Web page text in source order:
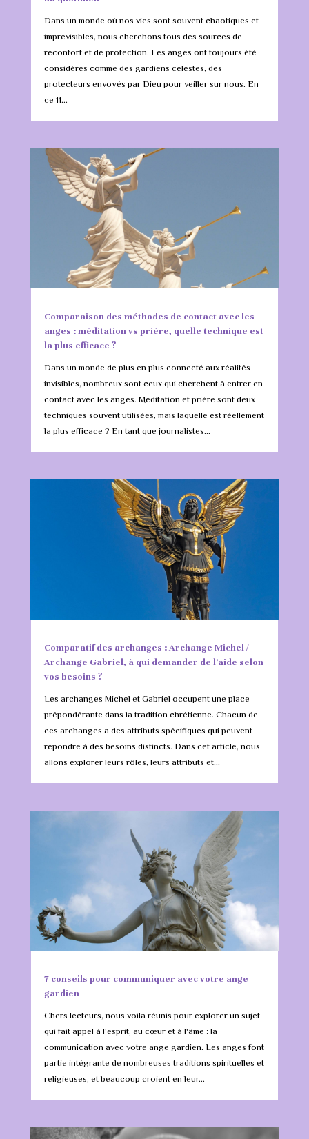
Dans un monde où nos vies sont souvent chaotiques et
imprévisibles, nous cherchons tous des sources de
réconfort et de protection. Les anges ont toujours été
considérés comme des gardiens célestes, des
protecteurs envoyés par Dieu pour veiller sur nous. En
ce 11...
Comparaison des méthodes de contact avec les
anges : méditation vs prière, quelle technique est
la plus efficace ?
Dans un monde de plus en plus connecté aux réalités
invisibles, nombreux sont ceux qui cherchent à entrer en
contact avec les anges. Méditation et prière sont deux
techniques souvent utilisées, mais laquelle est réellement
la plus efficace ? En tant que journalistes...
Comparatif des archanges : Archange Michel /
Archange Gabriel, à qui demander de l’aide selon
vos besoins ?
Les archanges Michel et Gabriel occupent une place
prépondérante dans la tradition chrétienne. Chacun de
ces archanges a des attributs spécifiques qui peuvent
répondre à des besoins distincts. Dans cet article, nous
allons explorer leurs rôles, leurs attributs et...
7 conseils pour communiquer avec votre ange
gardien
Chers lecteurs, nous voilà réunis pour explorer un sujet
qui fait appel à l'esprit, au cœur et à l'âme : la
communication avec votre ange gardien. Les anges font
partie intégrante de nombreuses traditions spirituelles et
religieuses, et beaucoup croient en leur...